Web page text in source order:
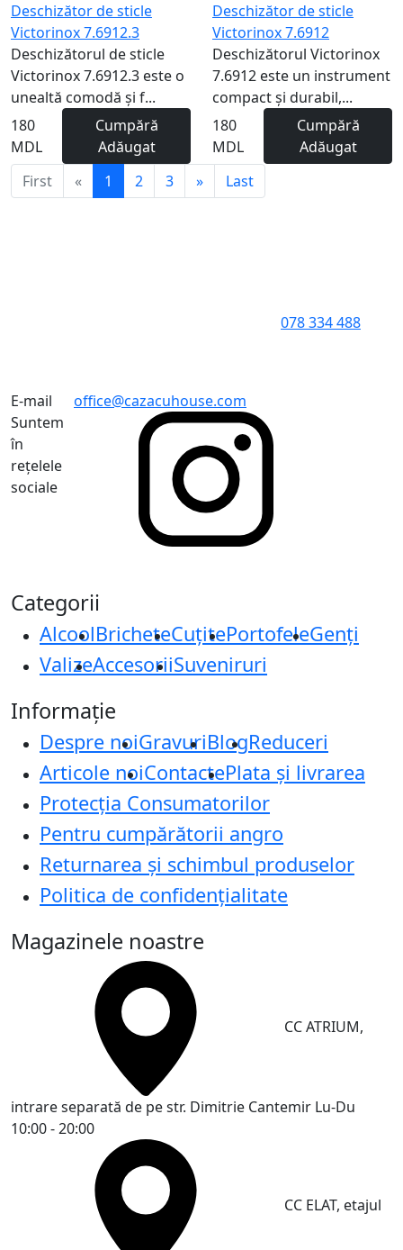
Deschizător de sticle
Victorinox 7.6912.3
Deschizătorul de sticle
Victorinox 7.6912.3 este o
unealtă comodă și f...
180
MDL
Cumpără
Adăugat
Deschizător de sticle
Victorinox 7.6912
Deschizătorul Victorinox
7.6912 este un instrument
compact și durabil,...
180
MDL
Cumpără
Adăugat
First
« 1 2 3 » Last
078 334 488
E-mail
office@cazacuhouse.com
Suntem
în
rețelele
sociale
Categorii
AlcoolBricheteCuțitePortofeleGenți
ValizeAccesoriiSuveniruri
Informație
Despre noiGravuriBlogReduceri
Articole noiContactePlata și livrarea
Protecţia Consumatorilor
Pentru cumpărătorii angro
Returnarea și schimbul produselor
Politica de confidențialitate
Magazinele noastre
CC ATRIUM,
intrare separată de pe str. Dimitrie Cantemir Lu-Du
10:00 - 20:00
CC ELAT, etajul